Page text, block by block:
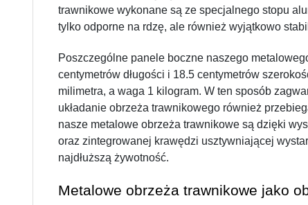
trawnikowe wykonane są ze specjalnego stopu
tylko odporne na rdzę, ale również wyjątkowo
Poszczególne panele boczne naszego
centymetrów długości i 18.5 centymetrów
milimetra, a waga 1 kilogram. W ten sposób
układanie obrzeża trawnikowego również
nasze metalowe obrzeża trawnikowe są dzięki
oraz zintegrowanej krawędzi usztywniającej
najdłuższą żywotność.
Metalowe obrzeża trawnikowe jako